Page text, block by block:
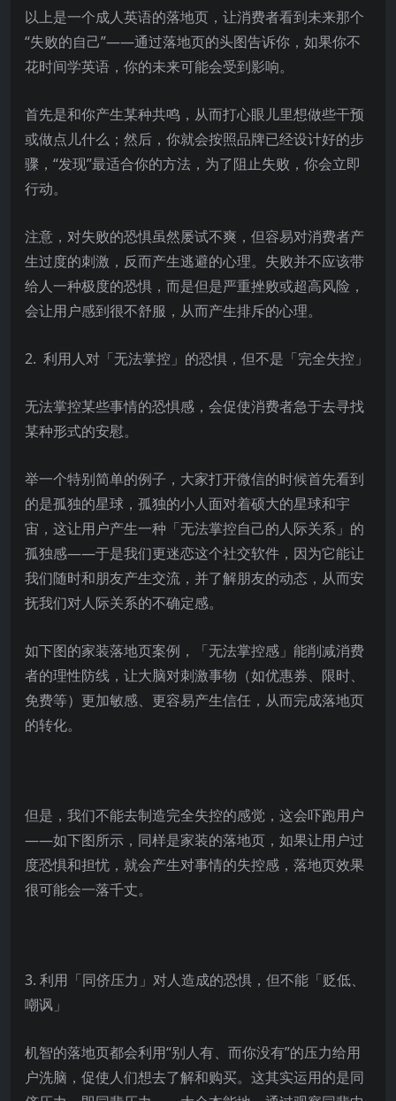
以上是一个成人英语的落地页，让消费者看到未来那个
“失败的自己”——通过落地页的头图告诉你，如果你不
花时间学英语，你的未来可能会受到影响。
首先是和你产生某种共鸣，从而打心眼儿里想做些干预
或做点儿什么；然后，你就会按照品牌已经设计好的步
骤，“发现”最适合你的方法，为了阻止失败，你会立即
行动。
注意，对失败的恐惧虽然屡试不爽，但容易对消费者产
生过度的刺激，反而产生逃避的心理。失败并不应该带
给人一种极度的恐惧，而是但是严重挫败或超高风险，
会让用户感到很不舒服，从而产生排斥的心理。
2. 利用人对「无法掌控」的恐惧，但不是「完全失控」
无法掌控某些事情的恐惧感，会促使消费者急于去寻找
某种形式的安慰。
举一个特别简单的例子，大家打开微信的时候首先看到
的是孤独的星球，孤独的小人面对着硕大的星球和宇
宙，这让用户产生一种「无法掌控自己的人际关系」的
孤独感——于是我们更迷恋这个社交软件，因为它能让
我们随时和朋友产生交流，并了解朋友的动态，从而安
抚我们对人际关系的不确定感。
如下图的家装落地页案例，「无法掌控感」能削减消费
者的理性防线，让大脑对刺激事物（如优惠券、限时、
免费等）更加敏感、更容易产生信任，从而完成落地页
的转化。
但是，我们不能去制造完全失控的感觉，这会吓跑用户
——如下图所示，同样是家装的落地页，如果让用户过
度恐惧和担忧，就会产生对事情的失控感，落地页效果
很可能会一落千丈。
3. 利用「同侪压力」对人造成的恐惧，但不能「贬低、
嘲讽」
机智的落地页都会利用“别人有、而你没有”的压力给用
户洗脑，促使人们想去了解和购买。这其实运用的是同